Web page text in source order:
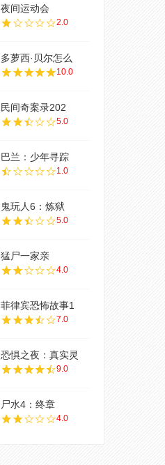
夜间运动会
2.0
多萝西·贝尔怎么
10.0
民间奇案录202
5.0
巴兰：少年寻踪
1.0
鬼玩人6：炼狱
5.0
猛尸一家亲
4.0
菲律宾恐怖故事1
7.0
恐惧之夜：真实灵
9.0
尸水4：终章
4.0